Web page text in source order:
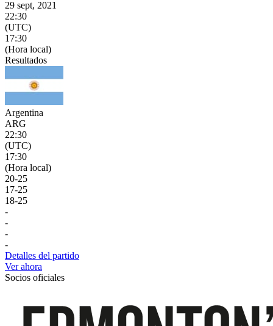
29 sept, 2021
22:30
(UTC)
17:30
(Hora local)
Resultados
Argentina
ARG
22:30
(UTC)
17:30
(Hora local)
20-25
17-25
18-25
-
-
-
-
Detalles del partido
Ver ahora
Socios oficiales